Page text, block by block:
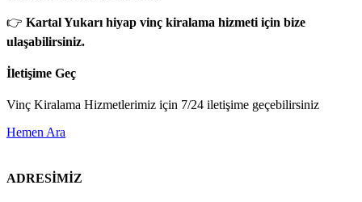
👉 Kartal Yukarı hiyap vinç kiralama hizmeti için bize
ulaşabilirsiniz.
İletişime Geç
Vinç Kiralama Hizmetlerimiz için 7/24 iletişime geçebilirsiniz
Hemen Ara
ADRESİMİZ